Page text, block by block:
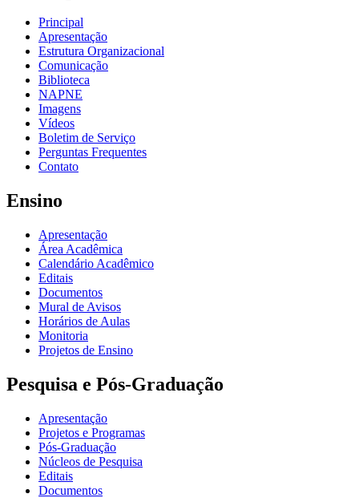
Principal
Apresentação
Estrutura Organizacional
Comunicação
Biblioteca
NAPNE
Imagens
Vídeos
Boletim de Serviço
Perguntas Frequentes
Contato
Ensino
Apresentação
Área Acadêmica
Calendário Acadêmico
Editais
Documentos
Mural de Avisos
Horários de Aulas
Monitoria
Projetos de Ensino
Pesquisa e Pós-Graduação
Apresentação
Projetos e Programas
Pós-Graduação
Núcleos de Pesquisa
Editais
Documentos